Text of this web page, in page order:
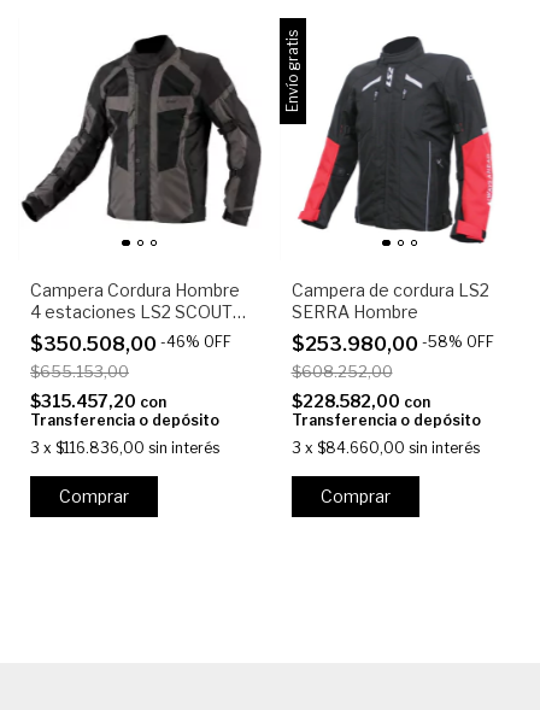
Campera Cordura Hombre
4 estaciones LS2 SCOUT
4S
$350.508,00 -46% OFF
$655.153,00
$315.457,20 con
Transferencia o depósito
3 x $116.836,00 sin interés
Comprar
Envío gratis
Campera de cordura LS2
SERRA Hombre
$253.980,00 -58% OFF
$608.252,00
$228.582,00 con
Transferencia o depósito
3 x $84.660,00 sin interés
Comprar